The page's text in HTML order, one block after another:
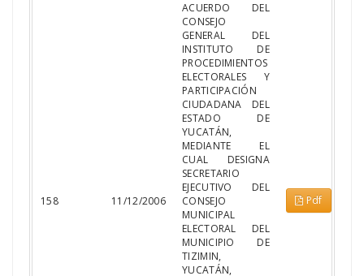
158 11/12/2006
ACUERDO DEL
CONSEJO
GENERAL DEL
INSTITUTO DE
PROCEDIMIENTOS
ELECTORALES Y
PARTICIPACIÓN
CIUDADANA DEL
ESTADO DE
YUCATÁN,
MEDIANTE EL
CUAL DESIGNA
SECRETARIO
EJECUTIVO DEL
CONSEJO
MUNICIPAL
ELECTORAL DEL
MUNICIPIO DE
TIZIMIN,
YUCATÁN,
Pdf